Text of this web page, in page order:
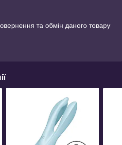
та обмін даного товару